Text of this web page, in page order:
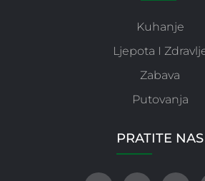
Kuhanje
Ljepota I
Zabava
Putovanja
PRATITE NAS